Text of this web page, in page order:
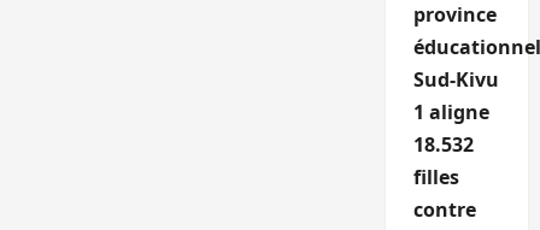
province
Sud-Kivu
1 aligne
18.532
filles
contre